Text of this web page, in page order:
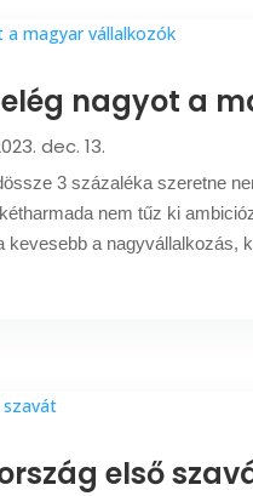
nagyot a
dec. 13.
3 százaléka szeretne
nem tűz ki
kevesebb a
első